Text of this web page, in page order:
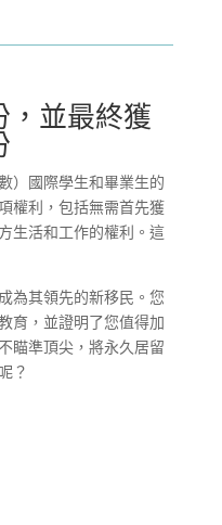
並最終獲
）國際學生和畢業生的
權利，包括無需首先獲
生活和工作的權利。這
為其領先的新移民。您
育，並證明了您值得加
瞄準頂尖，將永久居留
？